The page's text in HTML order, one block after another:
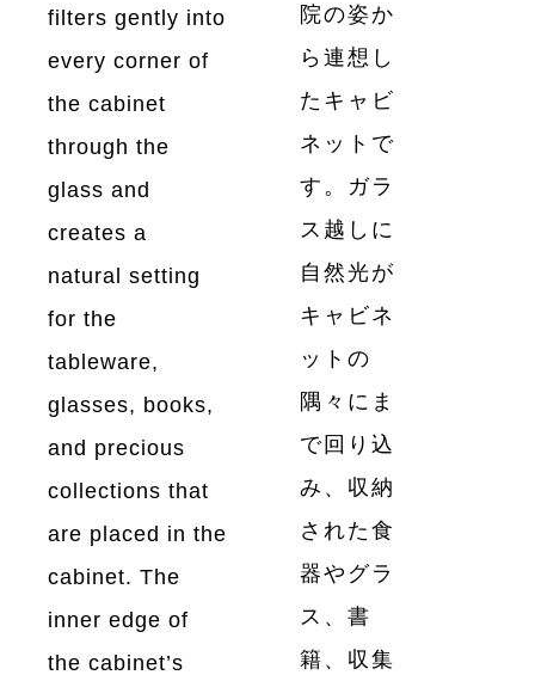
filters gently into
every corner of
the cabinet
through the
glass and
creates a
natural setting
for the
tableware,
glasses, books,
and precious
collections that
are placed in the
cabinet. The
inner edge of
the cabinet’s
院の姿か
ら連想し
たキャビ
ネットで
す。ガラ
ス越しに
自然光が
キャビネ
ットの
隅々にま
で回り込
み、収納
された食
器やグラ
ス、書
籍、収集